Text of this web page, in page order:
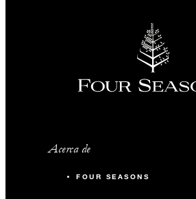
Acerca de
FOUR SEASONS